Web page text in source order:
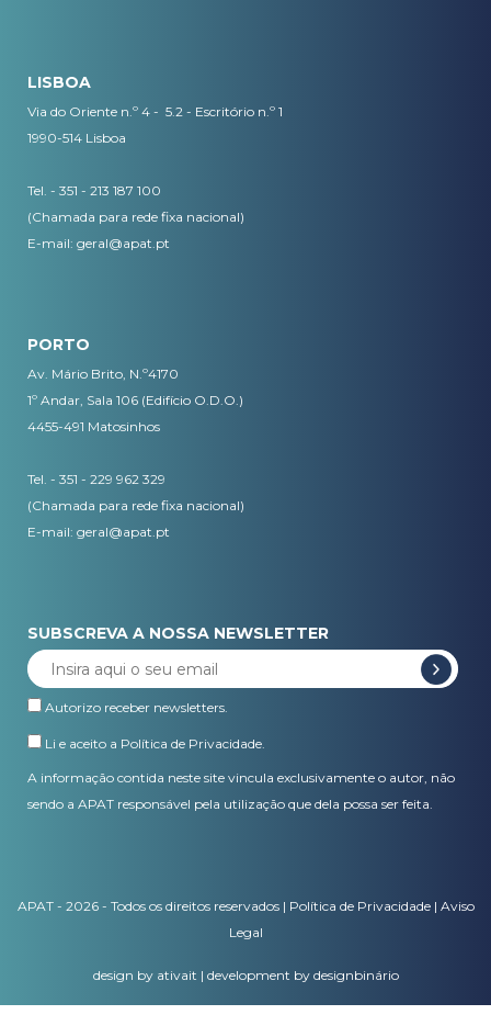
LISBOA
Via do Oriente n.º 4 - 5.2 - Escritório n.º 1
1990-514 Lisboa
Tel. - 351 - 213 187 100
(Chamada para rede fixa nacional)
E-mail: geral@apat.pt
PORTO
Av. Mário Brito, N.º4170
1º Andar, Sala 106 (Edifício O.D.O.)
4455-491 Matosinhos
Tel. - 351 - 229 962 329
(Chamada para rede fixa nacional)
E-mail: geral@apat.pt
SUBSCREVA A NOSSA NEWSLETTER
Autorizo receber newsletters.
Li e aceito a Política de Privacidade.
A informação contida neste site vincula exclusivamente o autor, não
sendo a APAT responsável pela utilização que dela possa ser feita.
APAT - 2026 - Todos os direitos reservados | Política de Privacidade| Aviso
Legal
design by ativait | development by designbinário